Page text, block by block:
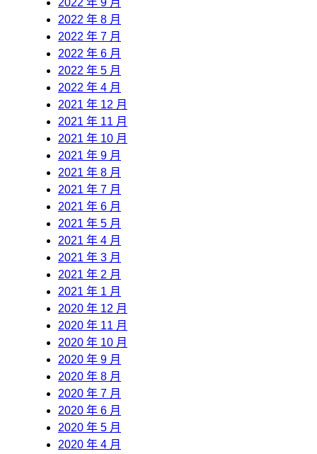
2022 年 8 月
2022 年 7 月
2022 年 6 月
2022 年 5 月
2022 年 4 月
2021 年 12 月
2021 年 11 月
2021 年 10 月
2021 年 9 月
2021 年 8 月
2021 年 7 月
2021 年 6 月
2021 年 5 月
2021 年 4 月
2021 年 3 月
2021 年 2 月
2021 年 1 月
2020 年 12 月
2020 年 11 月
2020 年 10 月
2020 年 9 月
2020 年 8 月
2020 年 7 月
2020 年 6 月
2020 年 5 月
2020 年 4 月